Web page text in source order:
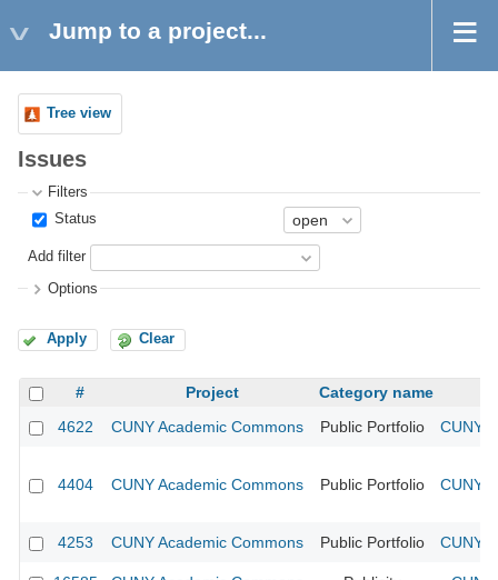
Jump to a project...
Tree view
Issues
Filters
Status
Add filter
Options
Apply Clear
# Project
Category name
4622
CUNY Academic Commons Public Portfolio CUNY
4404 CUNY Academic Commons Public Portfolio CUNY
4253 CUNY Academic Commons Public Portfolio CUNY